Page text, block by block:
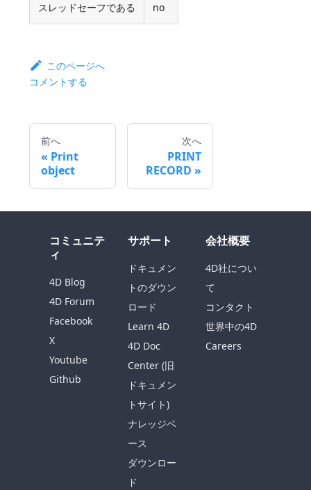
スレッドセーフである no
このページへ
コメントする
前へ
Print
object
次へ
PRINT
RECORD
コミュニテ
ィ
4D Blog
4D Forum
Facebook
X
Youtube
Github
サポート
ドキュメン
トのダウン
ロード
Learn 4D
4D Doc
Center (旧
ドキュメン
トサイト)
ナレッジベ
ース
ダウンロー
ド
会社概要
4D社につい
て
コンタクト
世界中の4D
Careers